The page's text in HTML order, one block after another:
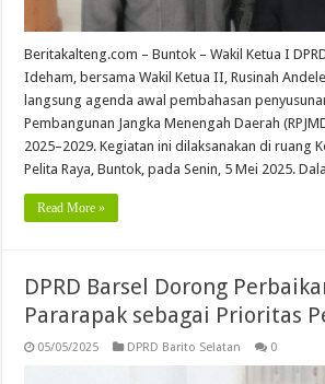
Beritakalteng.com – Buntok – Wakil Ketua I
Ideham, bersama Wakil Ketua II, Rusinah
langsung agenda awal pembahasan
Pembangunan Jangka Menengah Daerah
2025–2029. Kegiatan ini dilaksanakan di ruang
Pelita Raya, Buntok, pada Senin, 5 Mei 2025.
Read More »
DPRD Barsel Dorong
Pararapak sebagai Prioritas
05/05/2025 DPRD Barito Selatan 0